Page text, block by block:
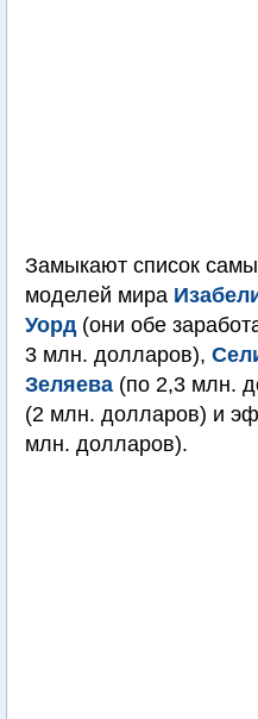
Замыкают список
моделей мира
Уорд(они обе
3 млн. долларов),
Зеляева (по 2,3 млн.
(2 млн. долларов) и
млн. долларов).